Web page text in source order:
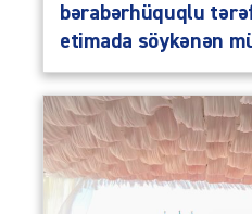
bərabərhüquqlu
etimada söykənən